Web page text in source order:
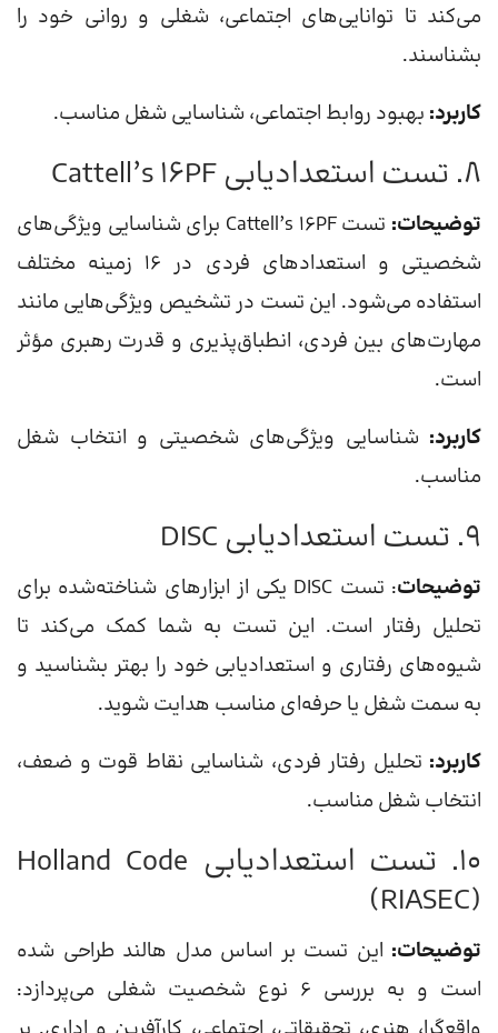
می‌کند تا توانایی‌های اجتماعی، شغلی و روانی خود را
بشناسند.
کاربرد: بهبود روابط اجتماعی، شناسایی شغل مناسب.
8. تست استعدادیابی Cattell’s 16PF
توضیحات:
تست Cattell’s 16PF برای شناسایی ویژگی‌های
شخصیتی و استعدادهای فردی در 16 زمینه مختلف
استفاده می‌شود. این تست در تشخیص ویژگی‌هایی مانند
مهارت‌های بین فردی، انطباق‌پذیری و قدرت رهبری مؤثر
است.
کاربرد: شناسایی ویژگی‌های شخصیتی و انتخاب شغل
مناسب.
9. تست استعدادیابی DISC
توضیحات
: تست DISC یکی از ابزارهای شناخته‌شده برای
تحلیل رفتار است. این تست به شما کمک می‌کند تا
شیوه‌های رفتاری و استعدادیابی خود را بهتر بشناسید و
به سمت شغل یا حرفه‌ای مناسب هدایت شوید.
کاربرد: تحلیل رفتار فردی، شناسایی نقاط قوت و ضعف،
انتخاب شغل مناسب.
10. تست استعدادیابی Holland Code
(RIASEC)
توضیحات: این تست بر اساس مدل هالند طراحی شده
است و به بررسی 6 نوع شخصیت شغلی می‌پردازد: